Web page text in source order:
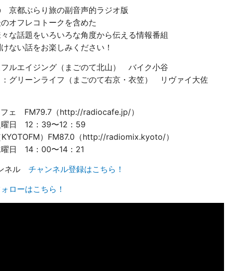
京都ぶらり旅の副音声的ラジオ版
オフレコトークを含めた
な話題をいろいろな角度から伝える情報番組
ない話をお楽しみください！
フルエイジング（まごのて北山） バイク小谷
グリーンライフ（まごのて右京・衣笠） リヴァイ大佐
ェ FM79.7（http://radiocafe.jp/）
日 12：39〜12：59
）FM87.0（http://radiomix.kyoto/）
曜日 14 ： 00〜14 ： 21
ネル チャンネル登録はこちら！
ローはこちら！